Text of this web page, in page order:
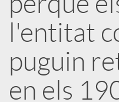
s
S
l'entitat
puguin
en els